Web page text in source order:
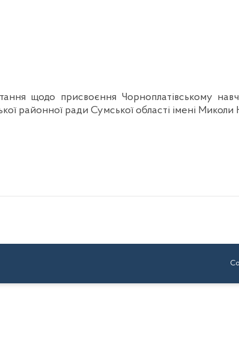
щодо присвоєння Чорноплатівському
районної ради Сумської області імені